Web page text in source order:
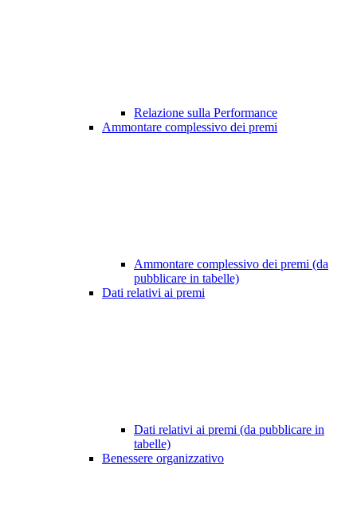
Relazione sulla Performance
Ammontare complessivo dei premi
Ammontare complessivo dei premi (da
pubblicare in tabelle)
Dati relativi ai premi
Dati relativi ai premi (da pubblicare in
tabelle)
Benessere organizzativo